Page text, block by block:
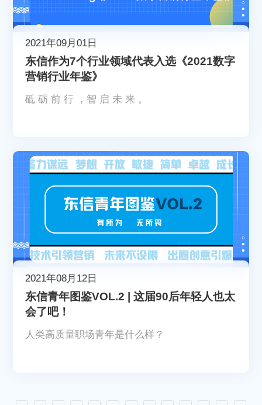
2021年09月01日
东信作为7个行业领域代表入选《2021数字
营销行业年鉴》
砥 砺 前 行 ，智 启 未 来 。
2021年08月12日
东信青年图鉴VOL.2 | 这届90后年轻人也太
会了吧！
人类高质量职场青年是什么样？